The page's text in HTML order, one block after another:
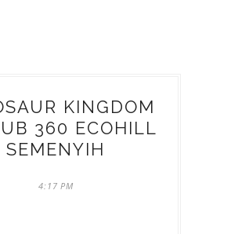
KINGDOM
360 ECOHILL
SEMENYIH
4:17 PM